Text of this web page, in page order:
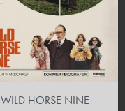
WILD HORSE NINE